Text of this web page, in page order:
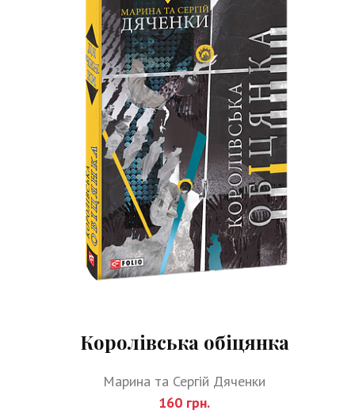
Королівська обіцянка
Марина та Сергій Дяченки
160 грн.